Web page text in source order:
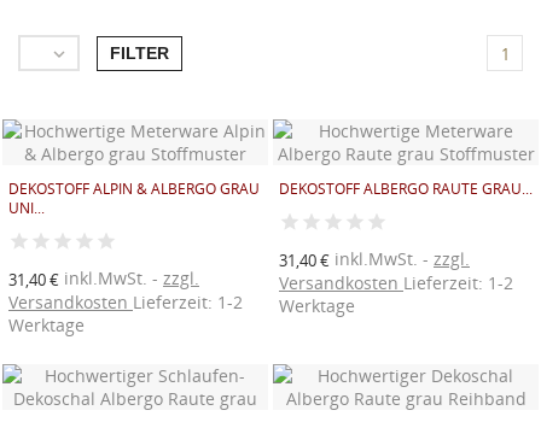
 FILTER 1
DEKOSTOFF ALPIN & ALBERGO GRAU
UNI...
31,40 € inkl.MwSt.
zzgl.
Versandkosten Lieferzeit: 1-2
Werktage
DEKOSTOFF ALBERGO RAUTE GRAU...
31,40 € inkl.MwSt.
zzgl.
Versandkosten Lieferzeit: 1-2
Werktage